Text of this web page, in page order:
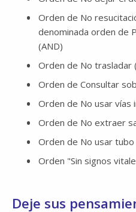
Orden de No
denominada orden de
(AND)
Orden de No trasladar
Orden de Consultar
Orden de No usar vías
Orden de No extraer
Orden de No usar
Orden "Sin signos
Deje sus